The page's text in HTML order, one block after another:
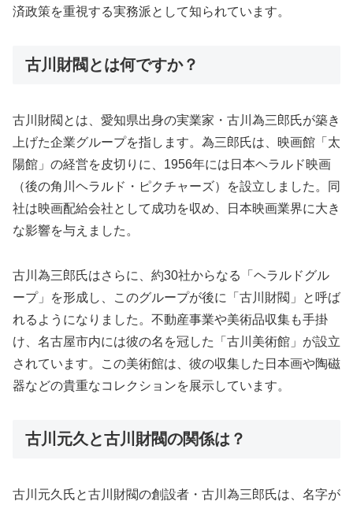
済政策を重視する実務派として知られています。
古川財閥とは何ですか？
古川財閥とは、愛知県出身の実業家・古川為三郎氏が築き
上げた企業グループを指します。為三郎氏は、映画館「太
陽館」の経営を皮切りに、1956年には日本ヘラルド映画
（後の角川ヘラルド・ピクチャーズ）を設立しました。同
社は映画配給会社として成功を収め、日本映画業界に大き
な影響を与えました。
古川為三郎氏はさらに、約30社からなる「ヘラルドグル
ープ」を形成し、このグループが後に「古川財閥」と呼ば
れるようになりました。不動産事業や美術品収集も手掛
け、名古屋市内には彼の名を冠した「古川美術館」が設立
されています。この美術館は、彼の収集した日本画や陶磁
器などの貴重なコレクションを展示しています。
古川元久と古川財閥の関係は？
古川元久氏と古川財閥の創設者・古川為三郎氏は、名字が